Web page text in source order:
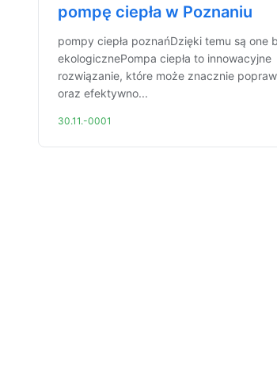
pompę ciepła w Poznaniu
pompy ciepła poznańDzięki temu są one
ekologicznePompa ciepła to innowacyjne
rozwiązanie, które może znacznie
oraz efektywno...
30.11.-0001